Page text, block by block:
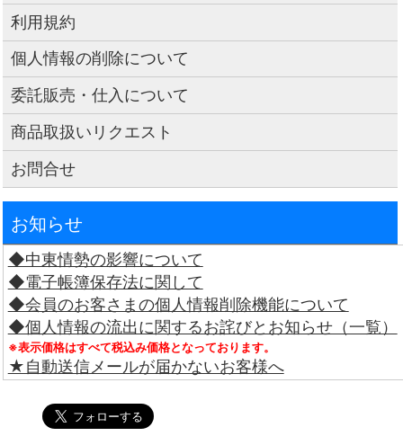
利用規約
個人情報の削除について
委託販売・仕入について
商品取扱いリクエスト
お問合せ
お知らせ
◆中東情勢の影響について
◆電子帳簿保存法に関して
◆会員のお客さまの個人情報削除機能について
◆個人情報の流出に関するお詫びとお知らせ（一覧）
※表示価格はすべて税込み価格となっております。
★自動送信メールが届かないお客様へ